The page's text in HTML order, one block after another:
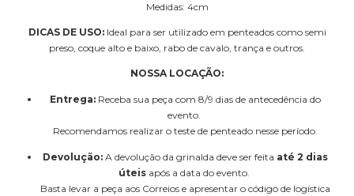
Medidas: 4cm
DICAS DE USO:Ideal para ser utilizado em penteados como semi
preso, coque alto e baixo, rabo de cavalo, trança e outros.
NOSSA LOCAÇÃO:
Entrega:Receba sua peça com 8/9 dias de antecedência do
evento.
Recomendamos realizar o teste de penteado nesse período.
Devolução:A devolução da grinalda deve ser feita até 2 dias
úteisapós a data do evento.
Basta levar a peça aos Correios e apresentar o código de logística